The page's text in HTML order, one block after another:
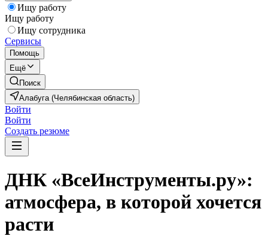
Ищу работу
Ищу работу
Ищу сотрудника
Сервисы
Помощь
Ещё
Поиск
Алабуга (Челябинская область)
Войти
Войти
Создать резюме
ДНК «ВсеИнструменты.ру»:
атмосфера, в которой хочется
расти